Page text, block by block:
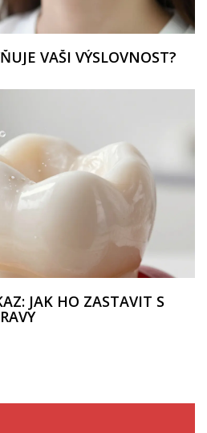
VAŠI VÝSLOVNOST?
JAK HO ZASTAVIT S